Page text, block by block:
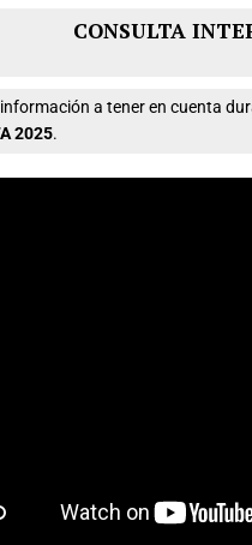
CONSULTA
a tener en cuenta
2025.